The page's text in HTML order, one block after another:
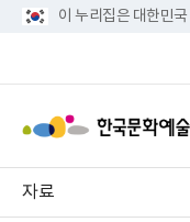
이 누리집은 대한민
자료